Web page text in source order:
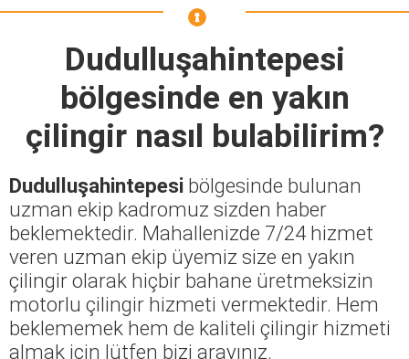
Dudulluşahintepesi
bölgesinde en yakın
çilingir nasıl bulabilirim?
Dudulluşahintepesi bölgesinde bulunan
uzman ekip kadromuz sizden haber
beklemektedir. Mahallenizde 7/24 hizmet
veren uzman ekip üyemiz size en yakın
çilingir olarak hiçbir bahane üretmeksizin
motorlu çilingir hizmeti vermektedir. Hem
beklememek hem de kaliteli çilingir hizmeti
almak için lütfen bizi arayınız.